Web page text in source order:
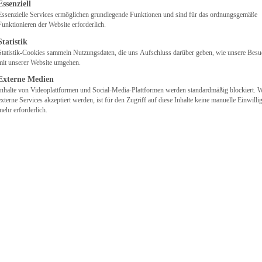
Services ermöglichen grundlegende Funktionen und sind für das ordnungsgemäße
der Website erforderlich.
Cookies sammeln Nutzungsdaten, die uns Aufschluss darüber geben, wie unsere
unserer Website umgehen.
Medien
von Videoplattformen und Social-Media-Plattformen werden standardmäßig blockiert.
Services akzeptiert werden, ist für den Zugriff auf diese Inhalte keine manuelle
erforderlich.